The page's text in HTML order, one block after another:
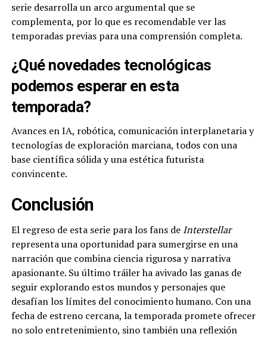
serie desarrolla un arco argumental que se
complementa, por lo que es recomendable ver las
temporadas previas para una comprensión completa.
¿Qué novedades tecnológicas
podemos esperar en esta
temporada?
Avances en IA, robótica, comunicación interplanetaria y
tecnologías de exploración marciana, todos con una
base científica sólida y una estética futurista
convincente.
Conclusión
El regreso de esta serie para los fans de Interstellar
representa una oportunidad para sumergirse en una
narración que combina ciencia rigurosa y narrativa
apasionante. Su último tráiler ha avivado las ganas de
seguir explorando estos mundos y personajes que
desafían los límites del conocimiento humano. Con una
fecha de estreno cercana, la temporada promete ofrecer
no solo entretenimiento, sino también una reflexión